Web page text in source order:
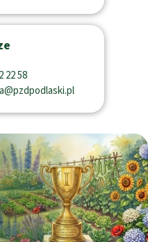
22 58